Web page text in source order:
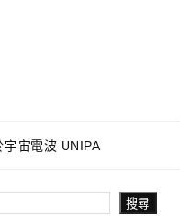
宇宙電波 UNIPA
搜尋